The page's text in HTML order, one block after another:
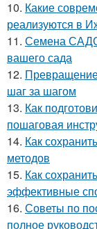
10. Какие
реализуются в
11. Семена
вашего сада
12.
шаг за шагом
13. Как
пошаговая
14. Как
методов
15. Как
эффективные
16. Советы по
полное